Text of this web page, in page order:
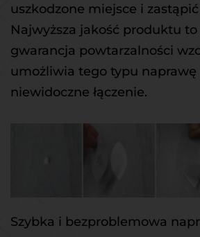
uszkodzone miejsce i
Najwyższa jakość produktu to
gwarancja powtarzalności
umożliwia tego typu naprawę
niewidoczne łączenie.
Szybka i bezproblemowa